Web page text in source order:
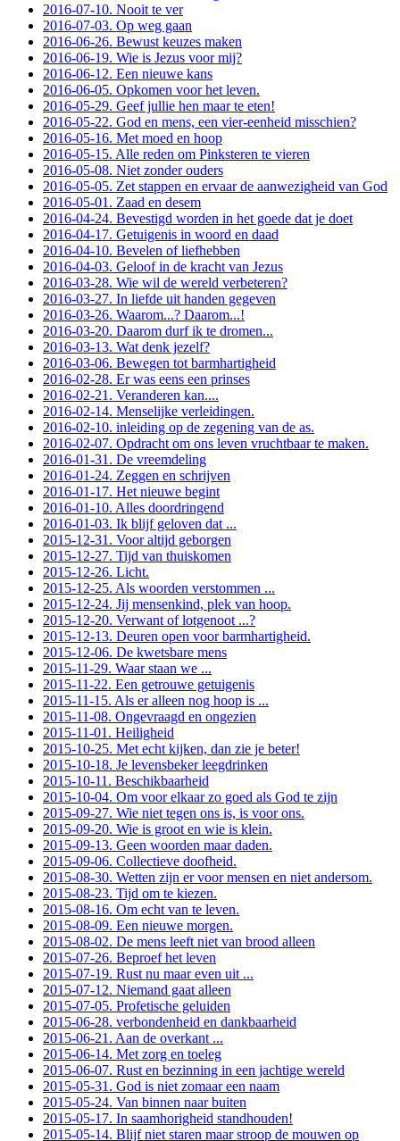
2016-07-10. Nooit te ver
2016-07-03. Op weg gaan
2016-06-26. Bewust keuzes maken
2016-06-19. Wie is Jezus voor mij?
2016-06-12. Een nieuwe kans
2016-06-05. Opkomen voor het leven.
2016-05-29. Geef jullie hen maar te eten!
2016-05-22. God en mens, een vier-eenheid misschien?
2016-05-16. Met moed en hoop
2016-05-15. Alle reden om Pinksteren te vieren
2016-05-08. Niet zonder ouders
2016-05-05. Zet stappen en ervaar de aanwezigheid van God
2016-05-01. Zaad en desem
2016-04-24. Bevestigd worden in het goede dat je doet
2016-04-17. Getuigenis in woord en daad
2016-04-10. Bevelen of liefhebben
2016-04-03. Geloof in de kracht van Jezus
2016-03-28. Wie wil de wereld verbeteren?
2016-03-27. In liefde uit handen gegeven
2016-03-26. Waarom...? Daarom...!
2016-03-20. Daarom durf ik te dromen...
2016-03-13. Wat denk jezelf?
2016-03-06. Bewegen tot barmhartigheid
2016-02-28. Er was eens een prinses
2016-02-21. Veranderen kan....
2016-02-14. Menselijke verleidingen.
2016-02-10. inleiding op de zegening van de as.
2016-02-07. Opdracht om ons leven vruchtbaar te maken.
2016-01-31. De vreemdeling
2016-01-24. Zeggen en schrijven
2016-01-17. Het nieuwe begint
2016-01-10. Alles doordringend
2016-01-03. Ik blijf geloven dat ...
2015-12-31. Voor altijd geborgen
2015-12-27. Tijd van thuiskomen
2015-12-26. Licht.
2015-12-25. Als woorden verstommen ...
2015-12-24. Jij mensenkind, plek van hoop.
2015-12-20. Verwant of lotgenoot ...?
2015-12-13. Deuren open voor barmhartigheid.
2015-12-06. De kwetsbare mens
2015-11-29. Waar staan we ...
2015-11-22. Een getrouwe getuigenis
2015-11-15. Als er alleen nog hoop is ...
2015-11-08. Ongevraagd en ongezien
2015-11-01. Heiligheid
2015-10-25. Met echt kijken, dan zie je beter!
2015-10-18. Je levensbeker leegdrinken
2015-10-11. Beschikbaarheid
2015-10-04. Om voor elkaar zo goed als God te zijn
2015-09-27. Wie niet tegen ons is, is voor ons.
2015-09-20. Wie is groot en wie is klein.
2015-09-13. Geen woorden maar daden.
2015-09-06. Collectieve doofheid.
2015-08-30. Wetten zijn er voor mensen en niet andersom.
2015-08-23. Tijd om te kiezen.
2015-08-16. Om echt van te leven.
2015-08-09. Een nieuwe morgen.
2015-08-02. De mens leeft niet van brood alleen
2015-07-26. Beproef het leven
2015-07-19. Rust nu maar even uit ...
2015-07-12. Niemand gaat alleen
2015-07-05. Profetische geluiden
2015-06-28. verbondenheid en dankbaarheid
2015-06-21. Aan de overkant ...
2015-06-14. Met zorg en toeleg
2015-06-07. Rust en bezinning in een jachtige wereld
2015-05-31. God is niet zomaar een naam
2015-05-24. Van binnen naar buiten
2015-05-17. In saamhorigheid standhouden!
2015-05-14. Blijf niet staren maar stroop de mouwen op